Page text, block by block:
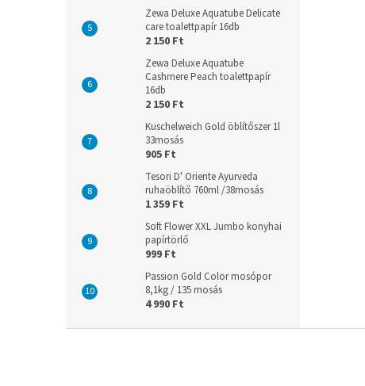
Zewa Deluxe Aquatube Delicate
care toalettpapír 16db
2 150 Ft
Zewa Deluxe Aquatube
Cashmere Peach toalettpapír
16db
2 150 Ft
Kuschelweich Gold öblítőszer 1l
33mosás
905 Ft
Tesori D' Oriente Ayurveda
ruhaöblítő 760ml /38mosás
1 359 Ft
Soft Flower XXL Jumbo konyhai
papírtörlő
999 Ft
Passion Gold Color mosópor
8,1kg / 135 mosás
4 990 Ft